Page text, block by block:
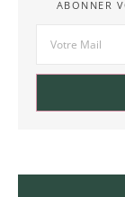
ABONNER